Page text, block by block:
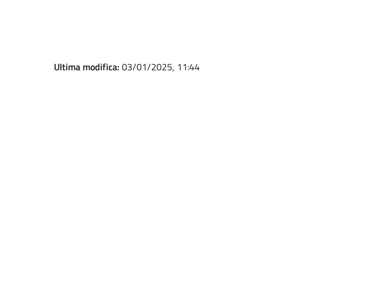
Ultima modifica: 03/01/2025, 11:44